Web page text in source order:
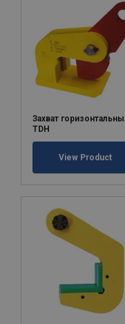
Захват
TDH
View Product